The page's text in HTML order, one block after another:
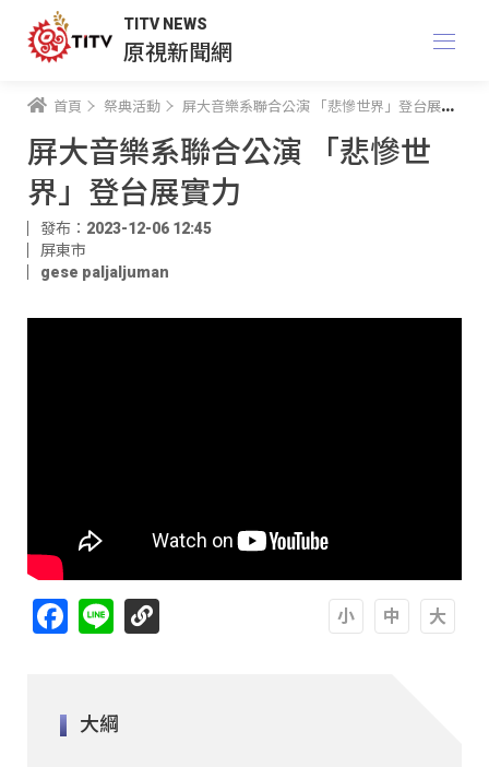
TITV NEWS
原視新聞網
首頁 祭典活動 屏大音樂系聯合公演 「悲慘世界」登台展實力
屏大音樂系聯合公演 「悲慘世
界」登台展實力
發布：2023-12-06 12:45
屏東市
gese paljaljuman
Facebook
Line
大綱